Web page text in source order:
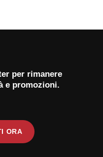
per rimanere
e promozioni.
ORA